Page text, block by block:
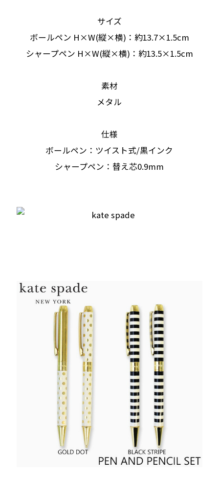
サイズ
ボールペン H×W(縦×横)：約13.7×1.5cm
シャープペン H×W(縦×横)：約13.5×1.5cm
素材
メタル
仕様
ボールペン：ツイスト式/黒インク
シャープペン：替え芯0.9mm